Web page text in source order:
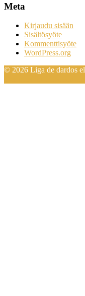
Meta
Kirjaudu sisään
Sisältösyöte
Kommenttisyöte
WordPress.org
© 2026 Liga de dardos